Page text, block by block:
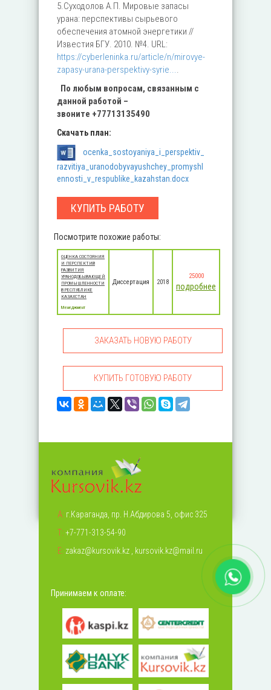
5.Суходолов А.П. Мировые запасы
урана: перспективы сырьевого
обеспечения атомной энергетики //
Известия БГУ. 2010. №4. URL:
https://cyberleninka.ru/article/n/mirovye-
zapasy-urana-perspektivy-syrie....
По любым вопросам, связанным с
данной работой –
звоните +77713135490
Скачать план:
ocenka_sostoyaniya_i_perspektiv_
razvitiya_uranodobyvayushchey_promyshl
ennosti_v_respublike_kazahstan.docx
КУПИТЬ РАБОТУ
Посмотрите похожие работы:
ОЦЕНКА СОСТОЯНИЯ
И ПЕРСПЕКТИВ
РАЗВИТИЯ
УРАНОДОБЫВАЮЩЕЙ
ПРОМЫШЛЕННОСТИ
В РЕСПУБЛИКЕ
КАЗАХСТАН
Менеджмент
Диссертация 2018
25000
подробнее
ЗАКАЗАТЬ НОВУЮ РАБОТУ
КУПИТЬ ГОТОВУЮ РАБОТУ
А: г.Караганда, пр. Н.Абдирова 5, офис 325
Т: +7-771-313-54-90
Е: zakaz@kursovik.kz kursovik.kz@mail.ru
Принимаем к оплате: